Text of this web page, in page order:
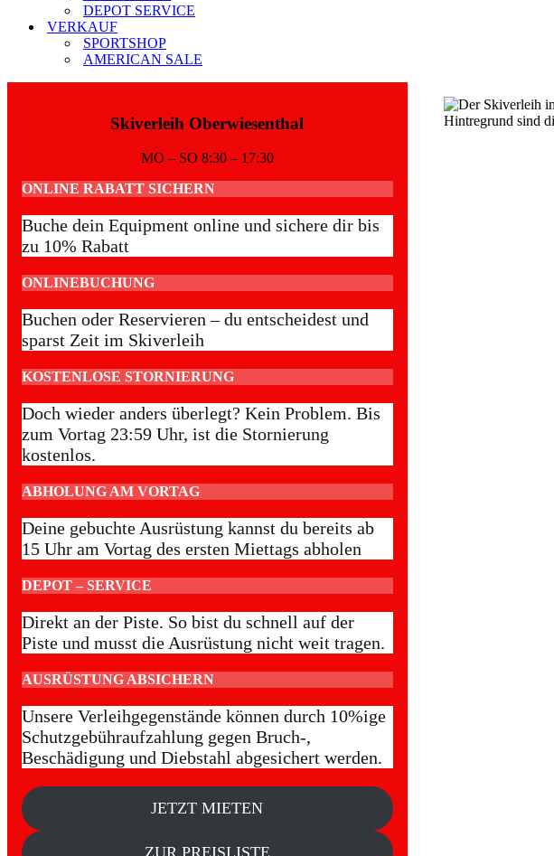
DEPOT SERVICE
VERKAUF
SPORTSHOP
AMERICAN SALE
Skiverleih Oberwiesenthal
MO – SO 8:30 – 17:30
ONLINE RABATT SICHERN
Buche dein Equipment online und sichere dir bis
zu 10% Rabatt
ONLINEBUCHUNG
Buchen oder Reservieren – du entscheidest und
sparst Zeit im Skiverleih
KOSTENLOSE STORNIERUNG
Doch wieder anders überlegt? Kein Problem. Bis
zum Vortag 23:59 Uhr, ist die Stornierung
kostenlos.
ABHOLUNG AM VORTAG
Deine gebuchte Ausrüstung kannst du bereits ab
15 Uhr am Vortag des ersten Miettags abholen
DEPOT – SERVICE
Direkt an der Piste. So bist du schnell auf der
Piste und musst die Ausrüstung nicht weit tragen.
AUSRÜSTUNG ABSICHERN
Unsere Verleihgegenstände können durch 10%ige
Schutzgebühraufzahlung gegen Bruch-,
Beschädigung und Diebstahl abgesichert werden.
JETZT MIETEN